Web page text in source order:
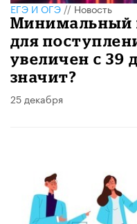
ЕГЭ И ОГЭ//Новость
Минимальный
для
увеличен с 39
значит?
25 декабря